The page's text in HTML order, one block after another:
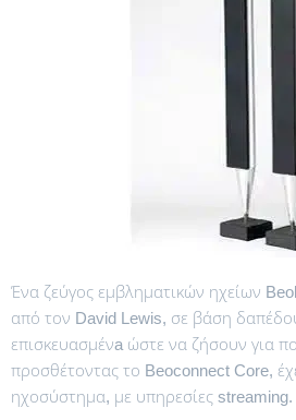
Ένα ζεύγος εμβληματικών ηχείων
από τον David Lewis, σε βάση
επισκευασμένa ώστε να ζήσουν για
προσθέτοντας το Beoconnect Core,
ηχοσύστημα, με υπηρεσίες streaming.